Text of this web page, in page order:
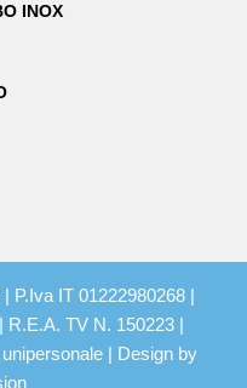
INOX
P.Iva IT 01222980268 |
R.E.A. TV N. 150223 |
| Design by